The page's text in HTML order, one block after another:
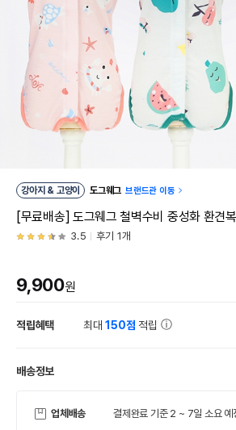
강아지 & 고양이 도그웨그 브랜드관 이동
[무료배송] 도그웨그 철벽수비 중성화 환견복
3.5 후기 1개
9,900원
적립혜택 최대150점 적립
배송정보
업체배송 결제완료 기준 2 ~ 7일 소요 예